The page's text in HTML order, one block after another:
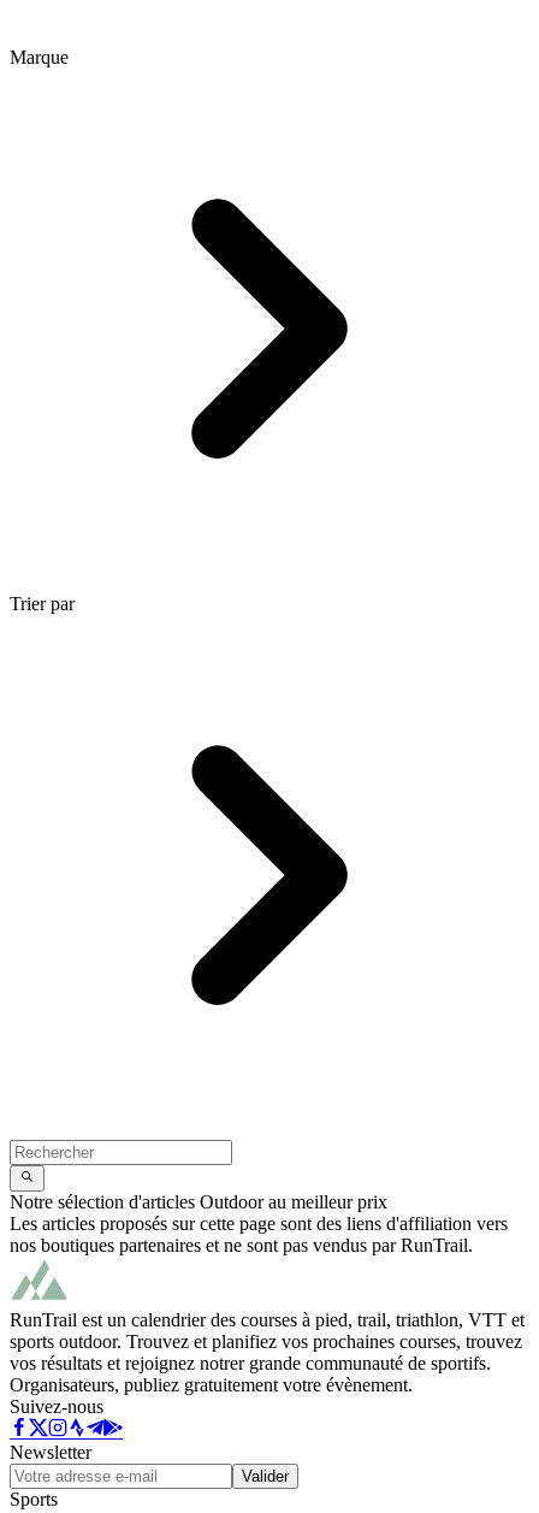
Marque
Trier par
Notre sélection d'articles Outdoor au meilleur prix
Les articles proposés sur cette page sont des liens d'affiliation vers
nos boutiques partenaires et ne sont pas vendus par RunTrail.
RunTrail est un calendrier des courses à pied, trail, triathlon, VTT et
sports outdoor. Trouvez et planifiez vos prochaines courses, trouvez
vos résultats et rejoignez notrer grande communauté de sportifs.
Organisateurs, publiez gratuitement votre évènement.
Suivez-nous
Newsletter
Valider
Sports